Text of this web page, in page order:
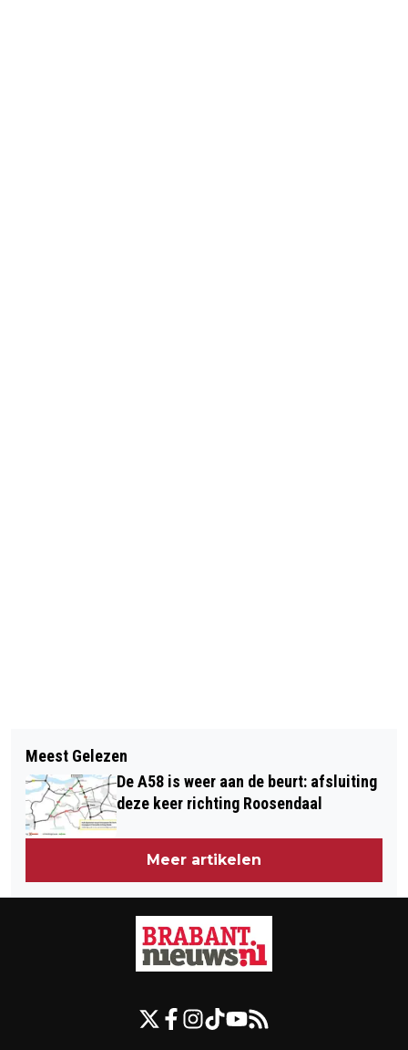
NAC VROUWEN KNOKKEN IN
DEBUUTJAAR, ONDANKS LASTIGE
UITGANGSPOSITIE
FC DEN BOSCH VERGOOIT 2-0
VOORSPRONG EN VERLIEST MET 2-3
VAN ALMERE CITY
Meest Gelezen
De A58 is weer aan de beurt: afsluiting
deze keer richting Roosendaal
Meer artikelen